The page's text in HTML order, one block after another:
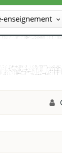
des
de formation
enseignement